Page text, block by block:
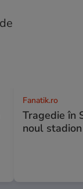
Fanatik.ro
Tragedie în
noul